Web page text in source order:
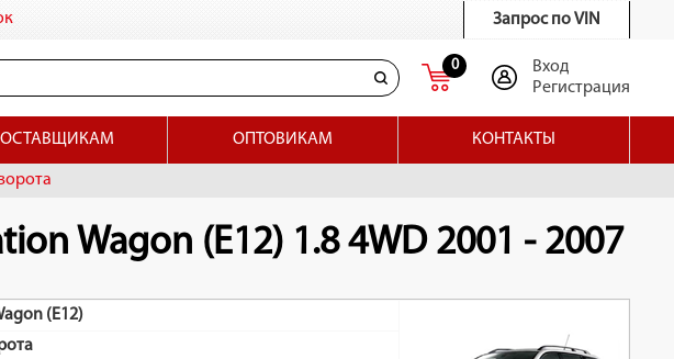
Запрос по VIN
0
Вход
Регистрация
ОПТОВИКАМ КОНТАКТЫ
Wagon (E12) 1.8 4WD 2001 - 2007
(E12)